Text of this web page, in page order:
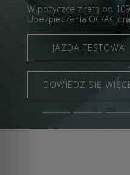
W pożyczce z ratą od
Ubezpieczenia OC/AC
JAZDA TESTOWA
DOWIEDZ SIĘ